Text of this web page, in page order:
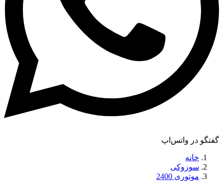
گفتگو در واتس‌اپ
خانه
سوزوکی
موتوری 2400